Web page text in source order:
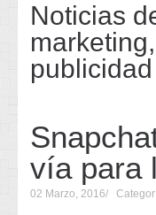
Noticias
publicidad
vía para
02 Marzo, 2016